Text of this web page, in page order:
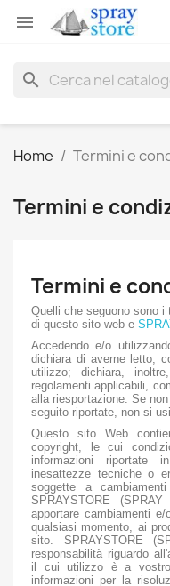

search
Home Termini e
Termini e
Termini e
Quelli che seguono sono
di questo sito web e
Accedendo e/o
dichiara di averne letto,
utilizzo; dichiara,
regolamenti applicabili,
alla riesportazione. Se
seguito riportate, non si
Questo sito Web
copyright, le cui
informazioni riportate
inesattezze tecniche o
soggette a
SPRAYSTORE
apportare cambiamenti
qualsiasi momento, ai
sito. SPRAYSTORE
responsabilità riguardo
il cui utilizzo è a
informazioni per la